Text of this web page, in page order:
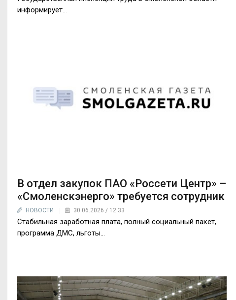
информирует…
В отдел закупок ПАО «Россети Центр» –
«Смоленскэнерго» требуется сотрудник
НОВОСТИ 30.06.2026 / 12:33
Стабильная заработная плата, полный социальный пакет,
программа ДМС, льготы...